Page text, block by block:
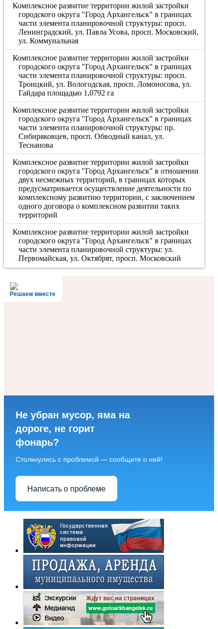
Комплексное развитие территории жилой застройки
городского округа "Город Архангельск" в границах
части элемента планировочной структуры: просп.
Ленинградский, ул. Павла Усова, просп. Московский,
ул. Коммунальная
Комплексное развитие территории жилой застройки
городского округа "Город Архангельск" в границах
части элемента планировочной структуры: просп.
Троицкий, ул. Вологодская, просп. Ломоносова, ул.
Гайдара площадью 1,0792 га
Комплексное развитие территории жилой застройки
городского округа "Город Архангельск" в границах
части элемента планировочной структуры: пр.
Сибиряковцев, просп. Обводный канал, ул.
Теснанова
Комплексное развитие территории жилой застройки
городского округа "Город Архангельск" в отношении
двух несмежных территорий, в границах которых
предусматривается осуществление деятельности по
комплексному развитию территории, с заключением
одного договора о комплексном развитии таких
территорий
Комплексное развитие территории жилой застройки
городского округа "Город Архангельск" в границах
части элемента планировочной структуры: ул.
Первомайская, ул. Октябрят, просп. Московский
Решаем вместе
Не убран мусор, яма на
дороге, не горит
фонарь?
Столкнулись с проблемой — сообщите о ней!
Написать о проблеме